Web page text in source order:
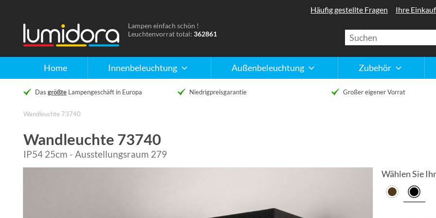
Home Innenbeleuchtung Außenbeleuchtung Zubehör
Häufig gestellte Fragen Ihre
Naar
de
Lampen einfach schön !
Leuchtenvorrat total: 362861
Das größte Lampengeschäft in Europa Niedrigpreisgarantie Großer eigener Vorrat
Wandleuchte 73740
Wandleuchte 73740
IP54 25cm - Ausstellungsraum 279
Wählen Sie